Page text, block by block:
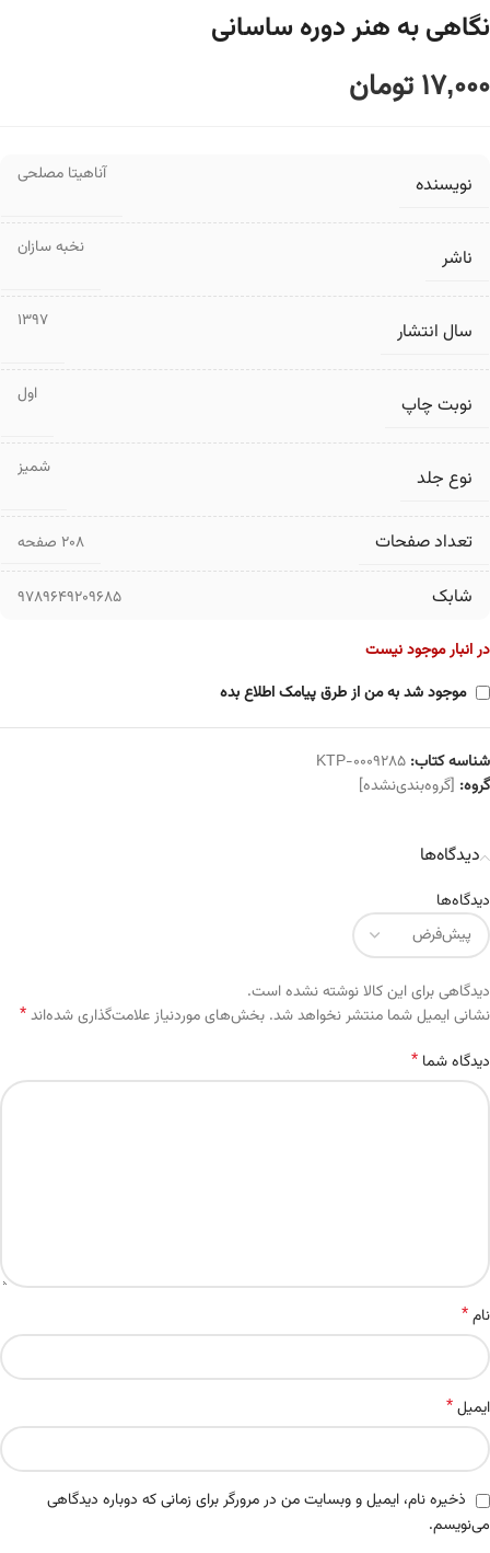
نگاهی به هنر دوره ساسانی
17,000تومان
نویسنده آناهیتا مصلحی
ناشر نخبه سازان
سال انتشار 1397
نوبت چاپ اول
نوع جلد شمیز
تعداد صفحات ۲۰۸ صفحه
شابک 9789649209685
در انبار موجود نیست
موجود شد به من از طرق پیامک اطلاع بده
شناسه کتاب: KTP-0009285
گروه: [گروه‌بندی‌نشده]
دیدگاه‌ها
دیدگاه‌ها
دیدگاهی برای این کالا نوشته نشده است.
نشانی ایمیل شما منتشر نخواهد شد. بخش‌های موردنیاز علامت‌گذاری شده‌اند*
دیدگاه شما *
نام*
ایمیل*
ذخیره نام، ایمیل و وبسایت من در مرورگر برای زمانی که دوباره دیدگاهی
می‌نویسم.
Alternative: